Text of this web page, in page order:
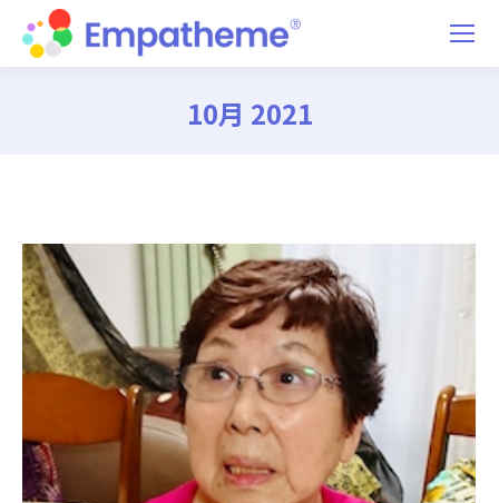
10月 2021